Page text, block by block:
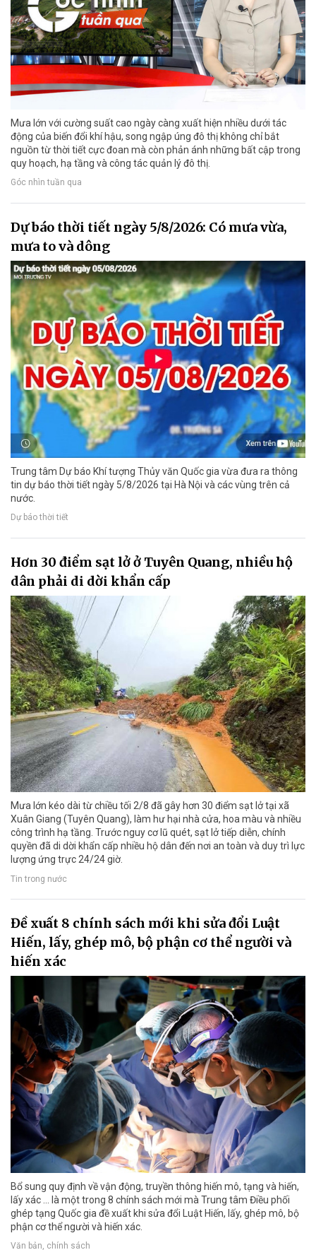
Mưa lớn với cường suất cao ngày càng xuất hiện nhiều dưới tác
động của biến đổi khí hậu, song ngập úng đô thị không chỉ bắt
nguồn từ thời tiết cực đoan mà còn phản ánh những bất cập trong
quy hoạch, hạ tầng và công tác quản lý đô thị.
Góc nhìn tuần qua
Dự báo thời tiết ngày 5/8/2026: Có mưa vừa,
mưa to và dông
Trung tâm Dự báo Khí tượng Thủy văn Quốc gia vừa đưa ra thông
tin dự báo thời tiết ngày 5/8/2026 tại Hà Nội và các vùng trên cả
nước.
Dự báo thời tiết
Hơn 30 điểm sạt lở ở Tuyên Quang, nhiều hộ
dân phải di dời khẩn cấp
Mưa lớn kéo dài từ chiều tối 2/8 đã gây hơn 30 điểm sạt lở tại xã
Xuân Giang (Tuyên Quang), làm hư hại nhà cửa, hoa màu và nhiều
công trình hạ tầng. Trước nguy cơ lũ quét, sạt lở tiếp diễn, chính
quyền đã di dời khẩn cấp nhiều hộ dân đến nơi an toàn và duy trì lực
lượng ứng trực 24/24 giờ.
Tin trong nước
Đề xuất 8 chính sách mới khi sửa đổi Luật
Hiến, lấy, ghép mô, bộ phận cơ thể người và
hiến xác
Bổ sung quy định về vận động, truyền thông hiến mô, tạng và hiến,
lấy xác ... là một trong 8 chính sách mới mà Trung tâm Điều phối
ghép tạng Quốc gia đề xuất khi sửa đổi Luật Hiến, lấy, ghép mô, bộ
phận cơ thể người và hiến xác.
Văn bản, chính sách